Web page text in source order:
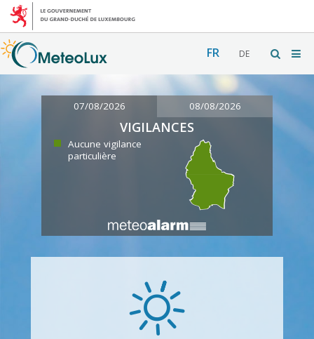
FR DE
07/08/2026 08/08/2026
VIGILANCES
Aucune vigilance
particulière